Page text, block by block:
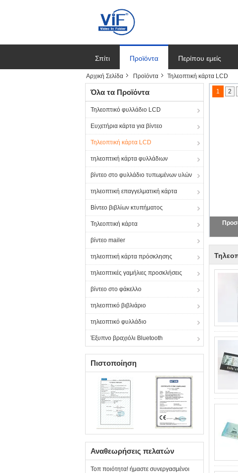
Σπίτι Προϊόντα Περίπου εμείς
Αρχική Σελίδα Προϊόντα Τηλεοπτική κάρτα LCD
Όλα τα Προϊόντα
Τηλεοπτικό φυλλάδιο LCD
Ευχετήρια κάρτα για βίντεο
Τηλεοπτική κάρτα LCD
τηλεοπτική κάρτα φυλλάδιων
βίντεο στο φυλλάδιο τυπωμένων υλών
τηλεοπτική επαγγελματική κάρτα
Βίντεο βιβλίων κτυπήματος
Τηλεοπτική κάρτα
βίντεο mailer
τηλεοπτική κάρτα πρόσκλησης
τηλεοπτικές γαμήλιες προσκλήσεις
βίντεο στο φάκελλο
τηλεοπτικό βιβλιάριο
τηλεοπτικό φυλλάδιο
Έξυπνο βραχιόλι Bluetooth
Πιστοποίηση
Αναθεωρήσεις πελατών
Τοπ ποιότητα! ήμαστε συνεργασμένοι
1 2